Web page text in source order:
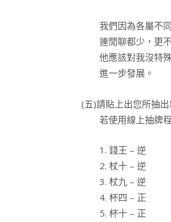
我們因為各屬不同
連閒聊都少，更不
他應該對我沒特殊
進一步發展。
(五)請貼上出您所抽
若使用線上抽牌程
1. 錢王 – 逆
2. 杖十 – 逆
3. 杖九 – 逆
4. 杯四 – 正
5. 杯十 – 正